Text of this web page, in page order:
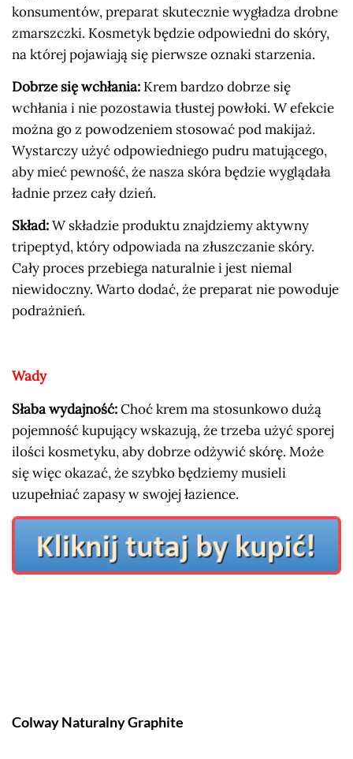
konsumentów, preparat skutecznie wygładza drobne
zmarszczki. Kosmetyk będzie odpowiedni do skóry,
na której pojawiają się pierwsze oznaki starzenia.
Dobrze się wchłania: Krem bardzo dobrze się
wchłania i nie pozostawia tłustej powłoki. W efekcie
można go z powodzeniem stosować pod makijaż.
Wystarczy użyć odpowiedniego pudru matującego,
aby mieć pewność, że nasza skóra będzie wyglądała
ładnie przez cały dzień.
Skład:W składzie produktu znajdziemy aktywny
tripeptyd, który odpowiada na złuszczanie skóry.
Cały proces przebiega naturalnie i jest niemal
niewidoczny. Warto dodać, że preparat nie powoduje
podrażnień.
Wady
Słaba wydajność:Choć krem ma stosunkowo dużą
pojemność kupujący wskazują, że trzeba użyć sporej
ilości kosmetyku, aby dobrze odżywić skórę. Może
się więc okazać, że szybko będziemy musieli
uzupełniać zapasy w swojej łazience.
Colway Naturalny Graphite